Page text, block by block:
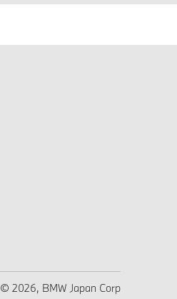
© 2026, BMW Japan Corp